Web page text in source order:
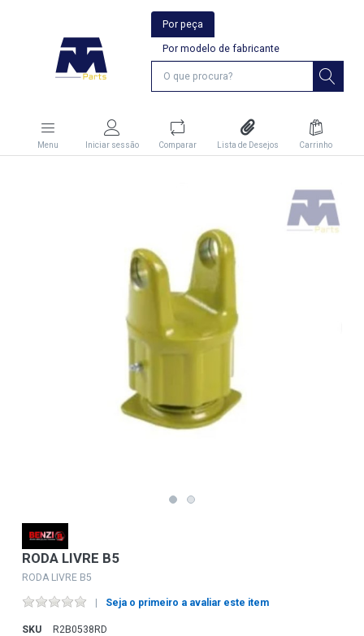
Por peça
Por modelo de fabricante
Menu Iniciar sessão Comparar Lista de Desejos Carrinho
RODA LIVRE B5
RODA LIVRE B5
Seja o primeiro a avaliar este item
SKU R2B0538RD